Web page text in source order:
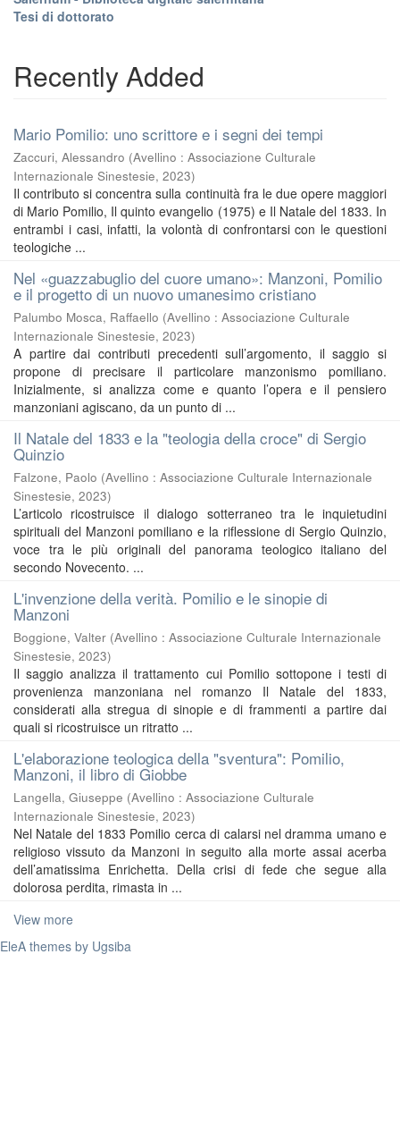
Tesi di dottorato
Recently Added
Mario Pomilio: uno scrittore e i segni dei tempi
Zaccuri, Alessandro (Avellino : Associazione Culturale
Internazionale Sinestesie, 2023)
Il contributo si concentra sulla continuità fra le due opere maggiori
di Mario Pomilio, Il quinto evangelio (1975) e Il Natale del 1833. In
entrambi i casi, infatti, la volontà di confrontarsi con le questioni
teologiche ...
Nel «guazzabuglio del cuore umano»: Manzoni, Pomilio
e il progetto di un nuovo umanesimo cristiano
Palumbo Mosca, Raffaello (Avellino : Associazione Culturale
Internazionale Sinestesie, 2023)
A partire dai contributi precedenti sull’argomento, il saggio si
propone di precisare il particolare manzonismo pomiliano.
Inizialmente, si analizza come e quanto l’opera e il pensiero
manzoniani agiscano, da un punto di ...
Il Natale del 1833 e la "teologia della croce" di Sergio
Quinzio
Falzone, Paolo (Avellino : Associazione Culturale Internazionale
Sinestesie, 2023)
L’articolo ricostruisce il dialogo sotterraneo tra le inquietudini
spirituali del Manzoni pomiliano e la riflessione di Sergio Quinzio,
voce tra le più originali del panorama teologico italiano del
secondo Novecento. ...
L'invenzione della verità. Pomilio e le sinopie di
Manzoni
Boggione, Valter (Avellino : Associazione Culturale Internazionale
Sinestesie, 2023)
Il saggio analizza il trattamento cui Pomilio sottopone i testi di
provenienza manzoniana nel romanzo Il Natale del 1833,
considerati alla stregua di sinopie e di frammenti a partire dai
quali si ricostruisce un ritratto ...
L'elaborazione teologica della "sventura": Pomilio,
Manzoni, il libro di Giobbe
Langella, Giuseppe (Avellino : Associazione Culturale
Internazionale Sinestesie, 2023)
Nel Natale del 1833 Pomilio cerca di calarsi nel dramma umano e
religioso vissuto da Manzoni in seguito alla morte assai acerba
dell’amatissima Enrichetta. Della crisi di fede che segue alla
dolorosa perdita, rimasta in ...
View more
EleA themes by Ugsiba